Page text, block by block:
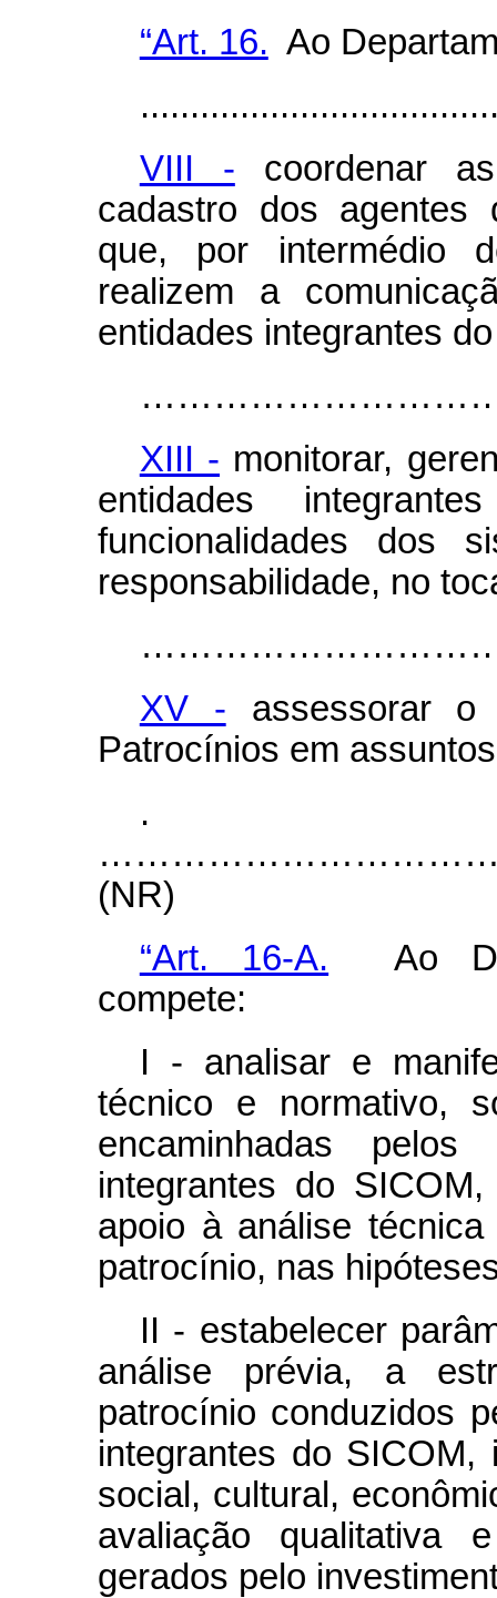
“Art. 16. Ao
VIII - coordenar
cadastro dos agentes
que, por intermédio
realizem a
entidades integrantes
XIII - monitorar,
entidades
funcionalidades dos
responsabilidade, no
XV - assessorar o
Patrocínios em
.
(NR)
“Art. 16-A. Ao
compete:
I - analisar e
técnico e normativo,
encaminhadas
integrantes do
apoio à análise
patrocínio, nas
II - estabelecer
análise prévia, a
patrocínio conduzidos
integrantes do SICOM,
social, cultural,
avaliação qualitativa
gerados pelo